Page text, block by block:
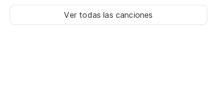
Ver todas las canciones